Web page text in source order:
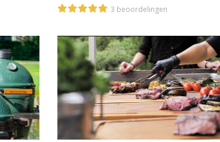
3 beoordelingen